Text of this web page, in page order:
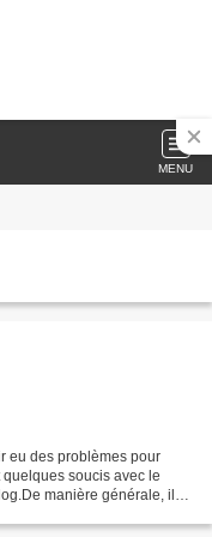
MENU
eu des problèmes pour
soucis avec le
manière générale, il